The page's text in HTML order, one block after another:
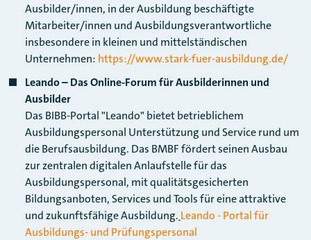
Ausbilder/innen, in der Ausbildung beschäftigte
Mitarbeiter/innen und Ausbildungsverantwortliche
insbesondere in kleinen und mittelständischen
Unternehmen: https://www.stark-fuer-ausbildung.de/
Leando – Das Online-Forum für Ausbilderinnen und
Ausbilder
Das BIBB-Portal "Leando" bietet betrieblichem
Ausbildungspersonal Unterstützung und Service rund um
die Berufsausbildung. Das BMBF fördert seinen Ausbau
zur zentralen digitalen Anlaufstelle für das
Ausbildungspersonal, mit qualitätsgesicherten
Bildungsanboten, Services und Tools für eine attraktive
und zukunftsfähige Ausbildung. Leando - Portal für
Ausbildungs- und Prüfungspersonal